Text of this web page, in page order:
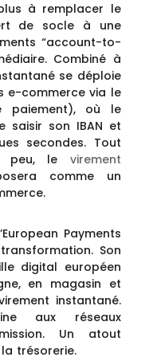
à remplacer le
de socle à une
“account-to-
Combiné à
se déploie
e-commerce via le
paiement), où le
saisir son IBAN et
secondes. Tout
peu, le virement
comme un
Payments
Son
digital européen
en magasin et
instantané.
aux réseaux
Un atout
trésorerie.